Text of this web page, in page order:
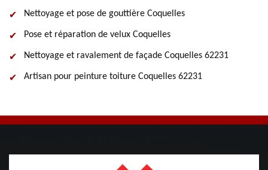
Nettoyage et pose de gouttière Coquelles
Pose et réparation de velux Coquelles
Nettoyage et ravalement de façade Coquelles 62231
Artisan pour peinture toiture Coquelles 62231